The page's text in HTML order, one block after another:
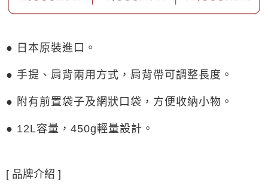
● 日本原裝進口。
● 手提、肩背兩用方式，肩背帶可調整長度。
● 附有前置袋子及網狀口袋，方便收納小物。
● 12L容量，450g輕量設計。
[ 品牌介紹 ]